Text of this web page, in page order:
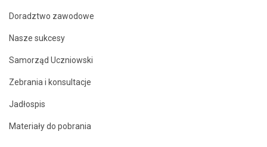
Doradztwo zawodowe
Nasze sukcesy
Samorząd Uczniowski
Zebrania i konsultacje
Jadłospis
Materiały do pobrania